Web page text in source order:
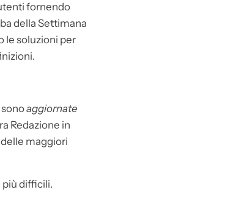
fornendo
della Settimana
le soluzioni per
aggiornate
Redazione in
maggiori
difficili.